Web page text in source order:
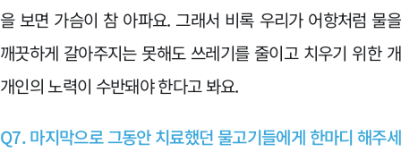
을 보면 가슴이 참 아파요. 그래서 비록 우리가 어항처럼 물을
깨끗하게 갈아주지는 못해도 쓰레기를 줄이고 치우기 위한 개
개인의 노력이 수반돼야 한다고 봐요.
Q7. 마지막으로 그동안 치료했던 물고기들에게 한마디 해주세